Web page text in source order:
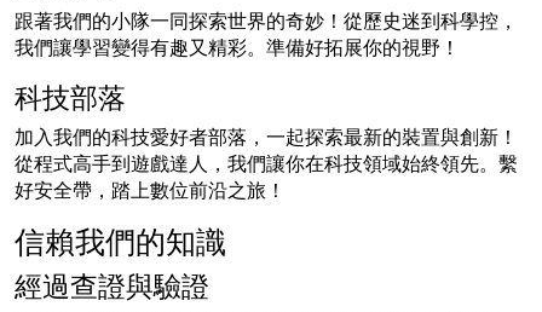
跟著我們的小隊一同探索世界的奇妙！從歷史迷到科學控，
我們讓學習變得有趣又精彩。準備好拓展你的視野！
科技部落
加入我們的科技愛好者部落，一起探索最新的裝置與創新！
從程式高手到遊戲達人，我們讓你在科技領域始終領先。繫
好安全帶，踏上數位前沿之旅！
信賴我們的知識
經過查證與驗證